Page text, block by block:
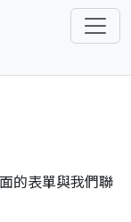
的表單與我們聯